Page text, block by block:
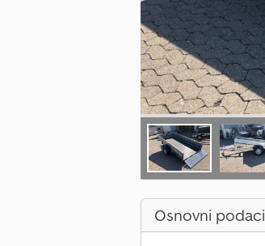
Osnovni podaci